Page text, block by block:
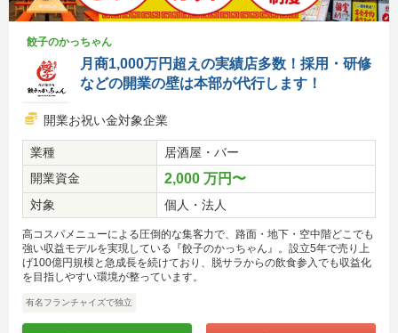
餃子のかっちゃん
月商1,000万円超えの実績店多数！採用・研修
などの開業の壁は本部が代行します！
開業お祝い金対象企業
業種
居酒屋・バー
開業資金
2,000 万円〜
対象 個人・法人
高コスパメニューによる圧倒的な集客力で、路面・地下・空中階どこでも
強い収益モデルを実現している『餃子のかっちゃん』。設立5年で売り上
げ100億円規模と急成長を続けており、脱サラからの飲食参入でも収益化
を目指しやすい環境が整っています。
有名フランチャイズで独立